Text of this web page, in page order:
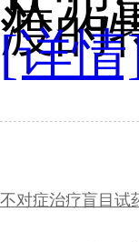
渡的
[详
不对症治疗盲目试